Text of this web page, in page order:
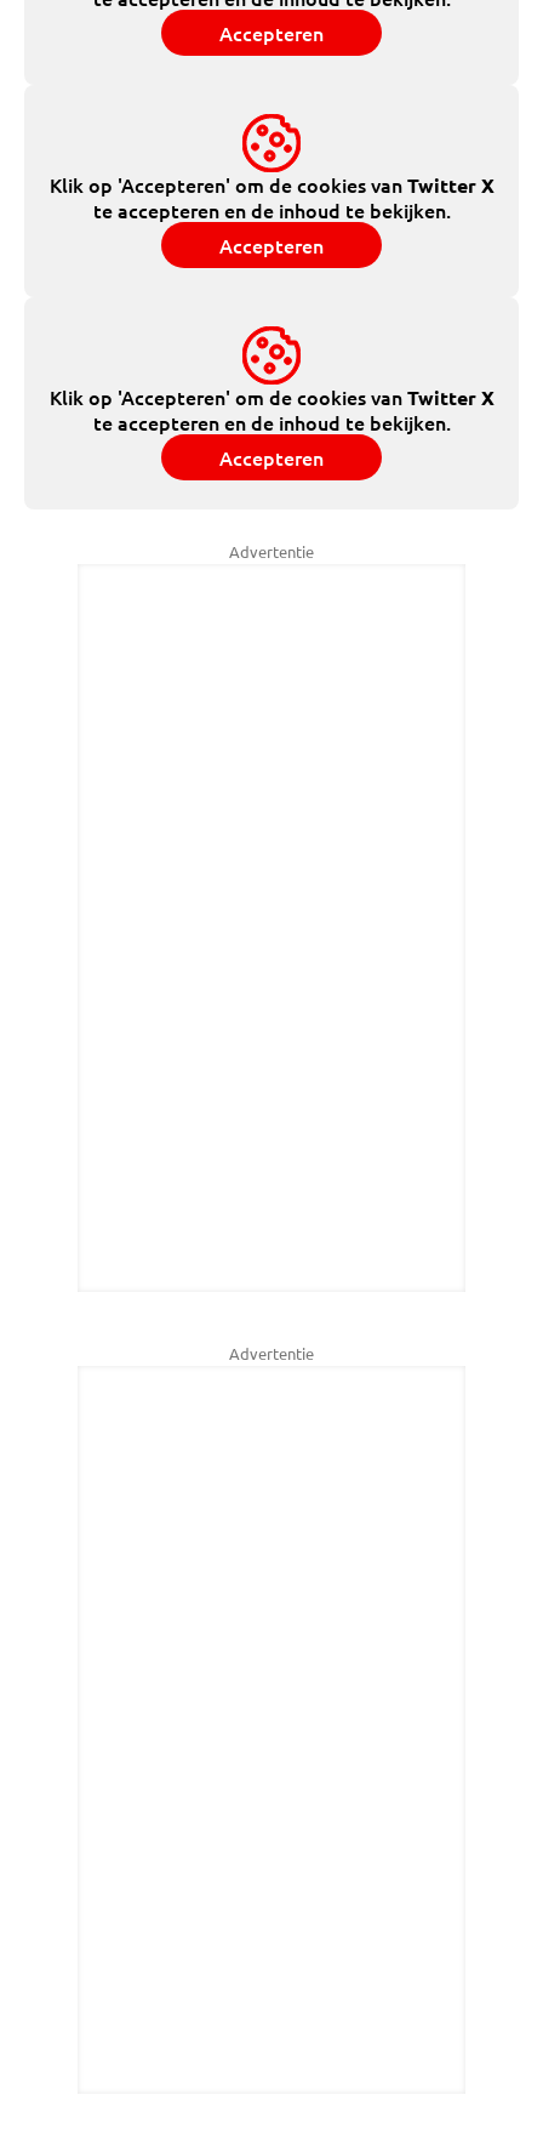
Accepteren
Klik op 'Accepteren' om de cookies vanTwitter X
te accepteren en de inhoud te bekijken.
Accepteren
Klik op 'Accepteren' om de cookies vanTwitter X
te accepteren en de inhoud te bekijken.
Accepteren
Advertentie
Advertentie